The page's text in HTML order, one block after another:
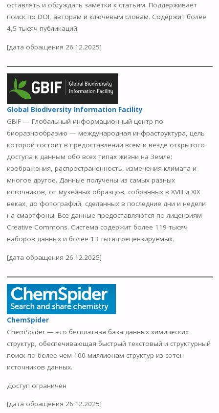
оставлять и обсуждать заметки к статьям. Поддерживает
поиск по DOI, авторам и ключевым словам. Содержит более
4,5 тысяч публикаций.
[дата обращения 26.12.2025]
Global Biodiversity Information Facility
GBIF — Глобальный информационный центр по
биоразнообразию — международная инфраструктура, цель
которой состоит в предоставлении всем и везде открытого
доступа к данным обо всех типах жизни на Земле:
изображения, распространенность, изменения климата и
многое другое. Данные получены из самых разных
источников, от музейных образцов, собранных в XVIII и XIX
веках, до фотографий, сделанных в последние дни и недели
на смартфоны. Все данные предоставляются по лицензиям
Creative Commons. Система содержит более 119 тысяч
наборов данных и более 13 тысяч рецензируемых.
[дата обращения 26.12.2025]
ChemSpider
ChemSpider — это бесплатная база данных химических
структур, обеспечивающая быстрый текстовый и структурный
поиск по более чем 100 миллионам структур из сотен
источников данных.
Доступ ограничен
[дата обращения 26.12.2025]